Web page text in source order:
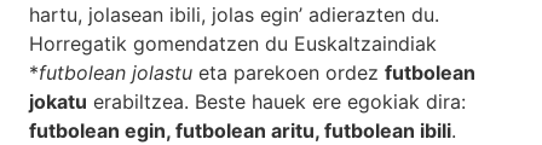
hartu, jolasean ibili, jolas egin’ adierazten du.
Horregatik gomendatzen du Euskaltzaindiak
*futbolean jolastu eta parekoen ordez futbolean
jokatu erabiltzea. Beste hauek ere egokiak dira:
futbolean egin, futbolean aritu, futbolean ibili.